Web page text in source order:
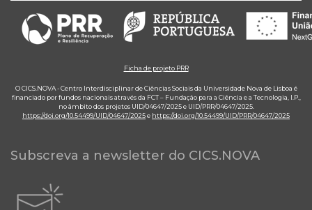
Ficha de projeto PRR
O CICS.NOVA - Centro Interdisciplinar de Ciências Sociais da Universidade Nova de Lisboa é
financiado por fundos nacionais através da FCT – Fundação para a Ciência e a Tecnologia, I.P.,
no âmbito dos projetos UID/04647/2025 e UID/PRR/04647/2025.
https://doi.org/10.54499/UID/04647/2025e https://doi.org/10.54499/UID/PRR/04647/2025
Subscreva a newsletter do CICS.NOVA